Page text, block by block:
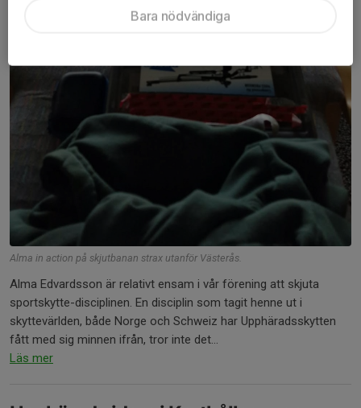
Alma in action på skjutbanan strax utanför Västerås.
Alma Edvardsson är relativt ensam i vår förening att skjuta
sportskytte-disciplinen. En disciplin som tagit henne ut i
skyttevärlden, både Norge och Schweiz har Upphäradsskytten
fått med sig minnen ifrån, tror inte det...
Läs mer
Bara nödvändiga